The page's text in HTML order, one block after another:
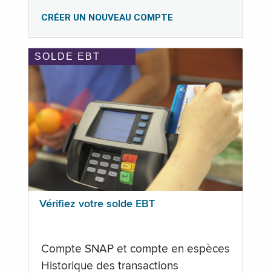
CRÉER UN NOUVEAU COMPTE
SOLDE EBT
Vérifiez votre solde EBT
Compte SNAP et compte en espèces
Historique des transactions